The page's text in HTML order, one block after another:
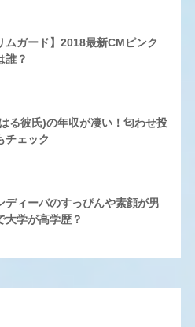
ムガード】2018最新CMピンク
誰？
る彼氏)の年収が凄い！匂わせ投
チェック
ディーバのすっぴんや素顔が男
大学が高学歴？